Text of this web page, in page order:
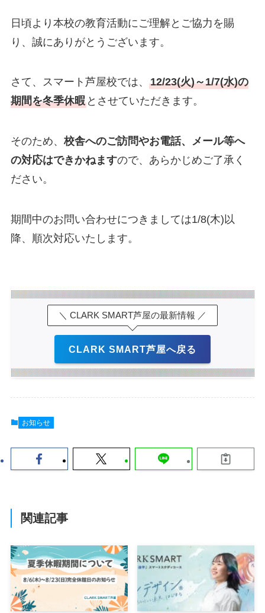
日頃より本校の教育活動にご理解とご協力を賜
り、誠にありがとうございます。
さて、スマート芦屋校では、 12/23(火)～1/7(水)の
期間を冬季休暇とさせていただきます。
そのため、 校舎へのご訪問やお電話、メール等へ
の対応はできかねますので、あらかじめご了承く
ださい。
期間中のお問い合わせにつきましては1/8(木)以
降、順次対応いたします。
＼ CLARK SMART芦屋の最新情報 ／
CLARK SMART芦屋へ戻る
お知らせ
関連記事